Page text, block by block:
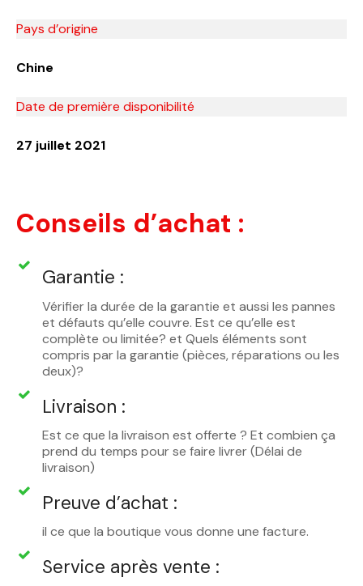
Pays d’origine
Chine
Date de première disponibilité
27 juillet 2021
Conseils d’achat :
Garantie :
Vérifier la durée de la garantie et aussi les pannes
et défauts qu’elle couvre. Est ce qu’elle est
complète ou limitée? et Quels éléments sont
compris par la garantie (pièces, réparations ou les
deux)?
Livraison :
Est ce que la livraison est offerte ? Et combien ça
prend du temps pour se faire livrer (Délai de
livraison)
Preuve d’achat :
il ce que la boutique vous donne une facture.
Service après vente :